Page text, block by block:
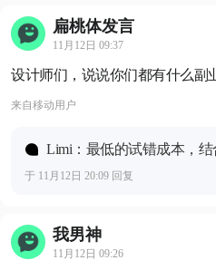
扁桃体发言
11月12日 09:37
设计师们，说说你们都有什么副
来自移动用户
Limi：最低的试错成本，
于 11月12日 20:09 回复
我男神
11月12日 09:26